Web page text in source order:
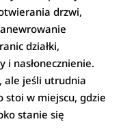
drzwi,
działki,
i nasłonecznienie.
ale jeśli utrudnia
stoi w miejscu, gdzie
stanie się